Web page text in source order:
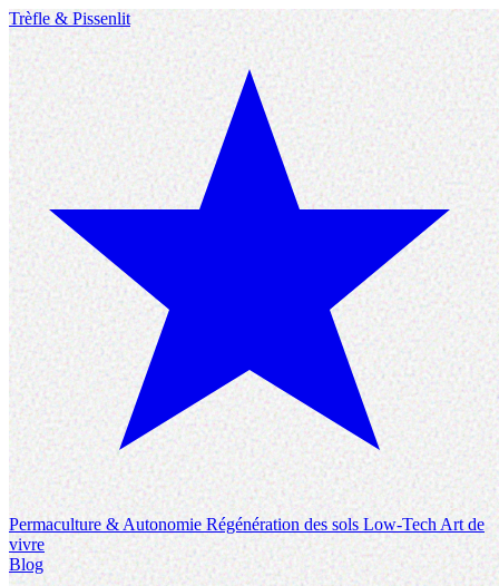
Trèfle&Pissenlit
Permaculture & Autonomie Régénération des sols Low-Tech Art de
vivre
Blog